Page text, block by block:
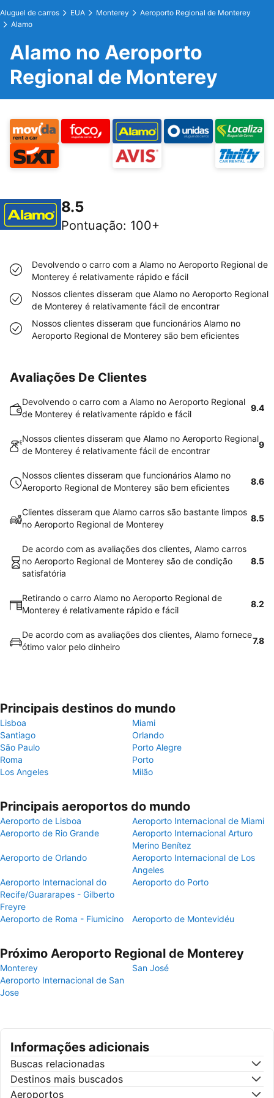
Aluguel de carros EUA Monterey
Aeroporto Regional de Monterey
Alamo
Alamo no Aeroporto
Regional de Monterey
8.5
Pontuação: 100+
Devolvendo o carro com a Alamo no Aeroporto Regional de
Monterey é relativamente rápido e fácil
Nossos clientes disseram que Alamo no Aeroporto Regional
de Monterey é relativamente fácil de encontrar
Nossos clientes disseram que funcionários Alamo no
Aeroporto Regional de Monterey são bem eficientes
Avaliações De Clientes
Devolvendo o carro com a Alamo no Aeroporto Regional
de Monterey é relativamente rápido e fácil
9.4
Nossos clientes disseram que Alamo no Aeroporto Regional
de Monterey é relativamente fácil de encontrar
9
Nossos clientes disseram que funcionários Alamo no
Aeroporto Regional de Monterey são bem eficientes
8.6
Clientes disseram que Alamo carros são bastante limpos
no Aeroporto Regional de Monterey
8.5
De acordo com as avaliações dos clientes, Alamo carros
no Aeroporto Regional de Monterey são de condição
satisfatória
8.5
Retirando o carro Alamo no Aeroporto Regional de
Monterey é relativamente rápido e fácil
8.2
De acordo com as avaliações dos clientes, Alamo fornece
ótimo valor pelo dinheiro
7.8
Principais destinos do mundo
Lisboa
Miami
Santiago
Orlando
São Paulo
Porto Alegre
Roma
Porto
Los Angeles
Milão
Principais aeroportos do mundo
Aeroporto de Lisboa
Aeroporto Internacional de Miami
Aeroporto de Rio Grande
Aeroporto Internacional Arturo
Merino Benítez
Aeroporto de Orlando
Aeroporto Internacional de Los
Angeles
Aeroporto Internacional do
Recife/Guararapes - Gilberto
Freyre
Aeroporto do Porto
Aeroporto de Roma - Fiumicino Aeroporto de Montevidéu
Próximo Aeroporto Regional de Monterey
Monterey
San José
Aeroporto Internacional de San
Jose
Informações adicionais
Buscas relacionadas
Destinos mais buscados
Aeroportos